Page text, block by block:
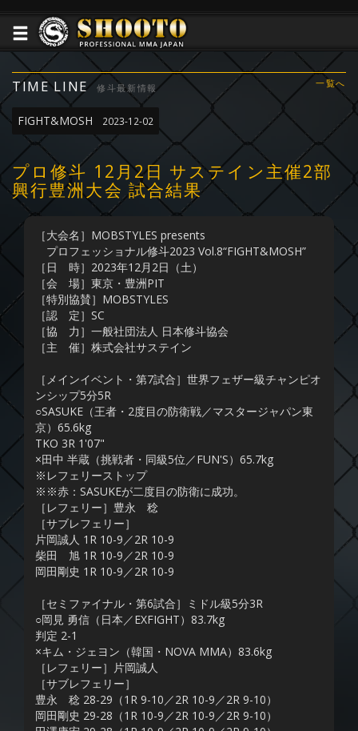
TIME LINE 修斗最新情報 一覧へ
FIGHT&MOSH 2023-12-02
プロ修斗 12月2日 サステイン主催2部
興行豊洲大会 試合結果
［大会名］MOBSTYLES presents
プロフェッショナル修斗2023 Vol.8“FIGHT&MOSH”
［日 時］2023年12月2日（土）
［会 場］東京・豊洲PIT
［特別協賛］MOBSTYLES
［認 定］SC
［協 力］一般社団法人 日本修斗協会
［主 催］株式会社サステイン
［メインイベント・第7試合］世界フェザー級チャンピオ
ンシップ5分5R
○SASUKE（王者・2度目の防衛戦／マスタージャパン東
京）65.6kg
TKO 3R 1'07"
×田中 半蔵（挑戦者・同級5位／FUN'S）65.7kg
※レフェリーストップ
※※赤：SASUKEが二度目の防衛に成功。
［レフェリー］豊永 稔
［サブレフェリー］
片岡誠人 1R 10-9／2R 10-9
柴田 旭 1R 10-9／2R 10-9
岡田剛史 1R 10-9／2R 10-9
［セミファイナル・第6試合］ミドル級5分3R
○岡見 勇信（日本／EXFIGHT）83.7kg
判定 2-1
×キム・ジェヨン（韓国・NOVA MMA）83.6kg
［レフェリー］片岡誠人
［サブレフェリー］
豊永 稔 28-29（1R 9-10／2R 10-9／2R 9-10）
岡田剛史 29-28（1R 10-9／2R 10-9／2R 9-10）